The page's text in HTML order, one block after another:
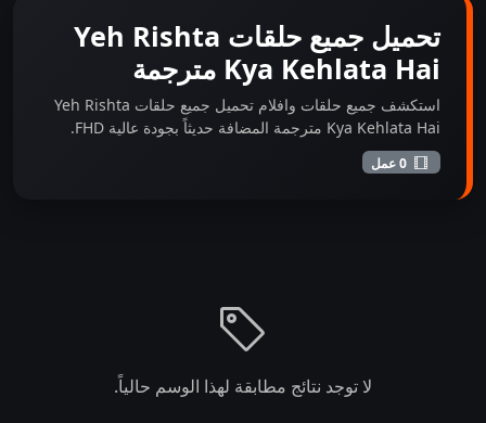
تحميل جميع حلقات Yeh Rishta
Kya Kehlata Hai مترجمة
استكشف جميع حلقات وافلام تحميل جميع حلقات Yeh Rishta
Kya Kehlata Hai مترجمة المضافة حديثاً بجودة عالية FHD.
لا توجد نتائج مطابقة لهذا الوسم حالياً.